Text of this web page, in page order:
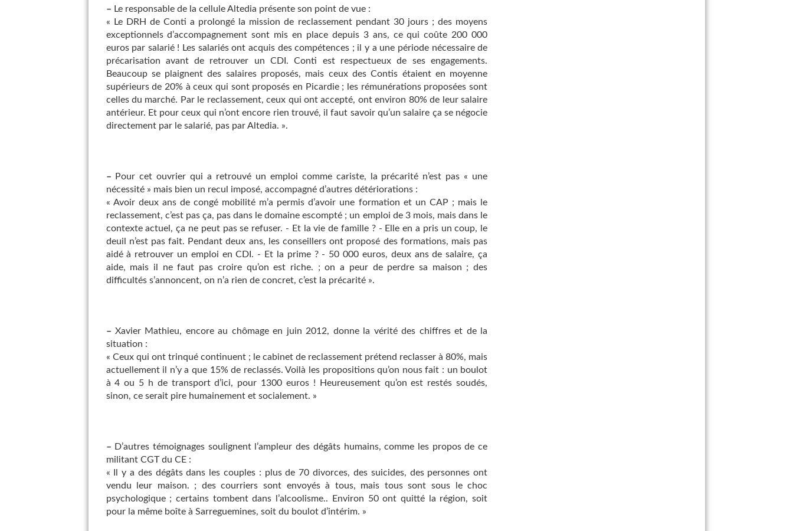
– Le responsable de la cellule Altedia présente son point de vue :
« Le DRH de Conti a prolongé la mission de reclassement pendant 30 jours ; des moyens
exceptionnels d’accompagnement sont mis en place depuis 3 ans, ce qui coûte 200 000
euros par salarié ! Les salariés ont acquis des compétences ; il y a une période nécessaire de
précarisation avant de retrouver un CDI. Conti est respectueux de ses engagements.
Beaucoup se plaignent des salaires proposés, mais ceux des Contis étaient en moyenne
supérieurs de 20% à ceux qui sont proposés en Picardie ; les rémunérations proposées sont
celles du marché. Par le reclassement, ceux qui ont accepté, ont environ 80% de leur salaire
antérieur. Et pour ceux qui n’ont encore rien trouvé, il faut savoir qu’un salaire ça se négocie
directement par le salarié, pas par Altedia. ».
– Pour cet ouvrier qui a retrouvé un emploi comme cariste, la précarité n’est pas « une
nécessité » mais bien un recul imposé, accompagné d’autres détériorations :
« Avoir deux ans de congé mobilité m’a permis d’avoir une formation et un CAP ; mais le
reclassement, c’est pas ça, pas dans le domaine escompté ; un emploi de 3 mois, mais dans le
contexte actuel, ça ne peut pas se refuser. - Et la vie de famille ? - Elle en a pris un coup, le
deuil n’est pas fait. Pendant deux ans, les conseillers ont proposé des formations, mais pas
aidé à retrouver un emploi en CDI. - Et la prime ? - 50 000 euros, deux ans de salaire, ça
aide, mais il ne faut pas croire qu’on est riche. ; on a peur de perdre sa maison ; des
difficultés s’annoncent, on n’a rien de concret, c’est la précarité ».
– Xavier Mathieu, encore au chômage en juin 2012, donne la vérité des chiffres et de la
situation :
« Ceux qui ont trinqué continuent ; le cabinet de reclassement prétend reclasser à 80%, mais
actuellement il n’y a que 15% de reclassés. Voilà les propositions qu’on nous fait : un boulot
à 4 ou 5 h de transport d’ici, pour 1300 euros ! Heureusement qu’on est restés soudés,
sinon, ce serait pire humainement et socialement. »
– D’autres témoignages soulignent l’ampleur des dégâts humains, comme les propos de ce
militant CGT du CE :
« Il y a des dégâts dans les couples : plus de 70 divorces, des suicides, des personnes ont
vendu leur maison. ; des courriers sont envoyés à tous, mais tous sont sous le choc
psychologique ; certains tombent dans l’alcoolisme.. Environ 50 ont quitté la région, soit
pour la même boîte à Sarreguemines, soit du boulot d’intérim. »